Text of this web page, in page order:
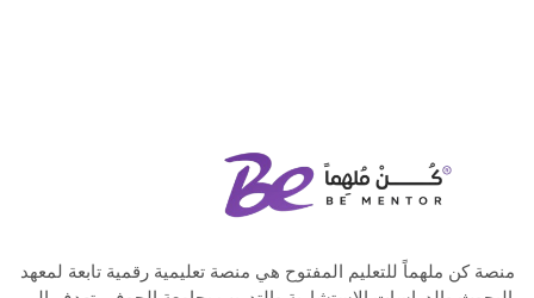
منصة كن ملهماً للتعليم المفتوح هي منصة تعليمية رقمية تابعة لمعهد